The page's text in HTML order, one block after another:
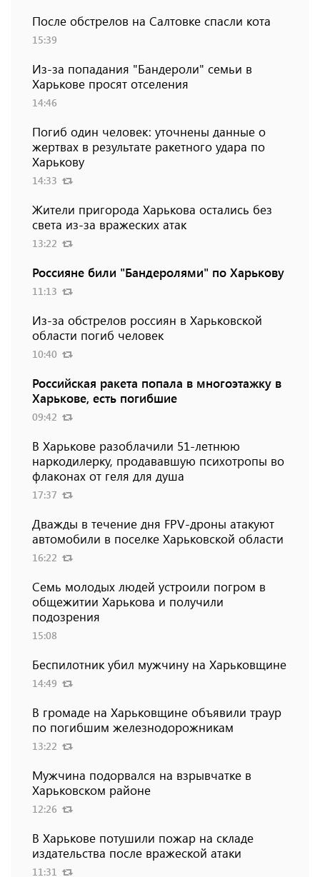
После обстрелов на Салтовке спасли кота
15:39
Из-за попадания "Бандероли" семьи в
Харькове просят отселения
14:46
Погиб один человек: уточнены данные о
жертвах в результате ракетного удара по
Харькову
14:33
Жители пригорода Харькова остались без
света из-за вражеских атак
13:22
Россияне били "Бандеролями" по Харькову
11:13
Из-за обстрелов россиян в Харьковской
области погиб человек
10:40
Российская ракета попала в многоэтажку в
Харькове, есть погибшие
09:42
В Харькове разоблачили 51-летнюю
наркодилерку, продававшую психотропы во
флаконах от геля для душа
17:37
Дважды в течение дня FPV-дроны атакуют
автомобили в поселке Харьковской области
16:22
Семь молодых людей устроили погром в
общежитии Харькова и получили
подозрения
15:08
Беспилотник убил мужчину на Харьковщине
14:49
В громаде на Харьковщине объявили траур
по погибшим железнодорожникам
13:22
Мужчина подорвался на взрывчатке в
Харьковском районе
12:26
В Харькове потушили пожар на складе
издательства после вражеской атаки
11:31